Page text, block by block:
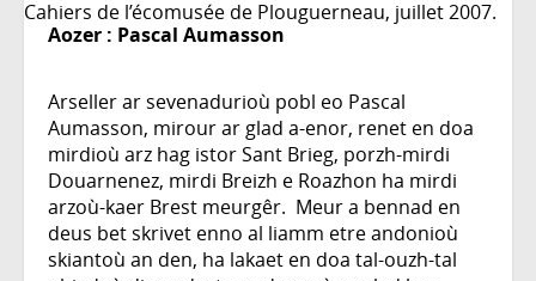
Cahiers de l’écomusée de Plouguerneau, juillet 2007.
Aozer : Pascal Aumasson
Arseller ar sevenadurioù pobl eo Pascal
Aumasson, mirour ar glad a-enor, renet en doa
mirdioù arz hag istor Sant Brieg, porzh-mirdi
Douarnenez, mirdi Breizh e Roazhon ha mirdi
arzoù-kaer Brest meurgêr. Meur a bennad en
deus bet skrivet enno al liamm etre andonioù
skiantoù an den, ha lakaet en doa tal-ouzh-tal